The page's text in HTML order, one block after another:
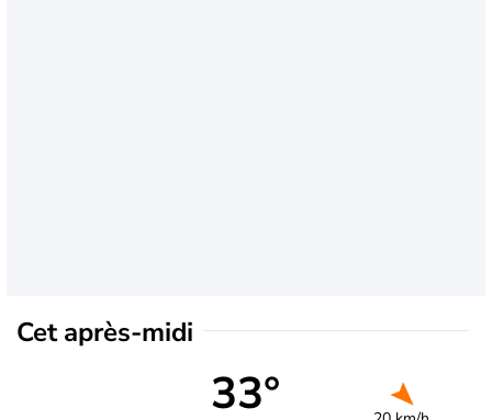
Cet après-midi
33°